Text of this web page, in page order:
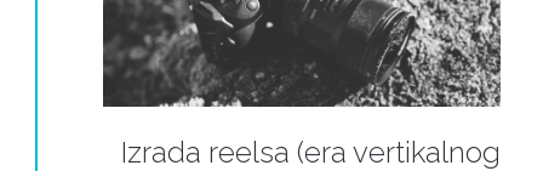
Izrada reelsa (era vertikalnog